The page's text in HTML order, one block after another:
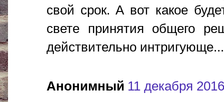
свой срок. А вот какое
свете принятия общего
действительно
Анонимный 11 декабря